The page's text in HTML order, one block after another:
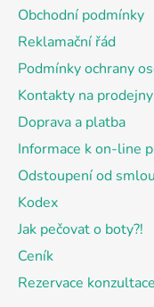
Obchodní podmínky
Reklamační řád
Podmínky ochrany
Kontakty na prodejny
Doprava a platba
Informace k on-line
Odstoupení od
Kodex
Jak pečovat o boty?!
Ceník
Rezervace konzultace